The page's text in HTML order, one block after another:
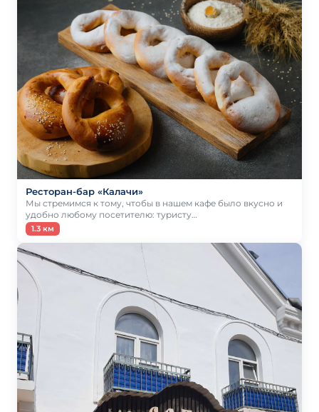
Ресторан-бар «Калачи»
Мы стремимся к тому, чтобы в нашем кафе было вкусно и
удобно любому посетителю: туристу…
1.3 км